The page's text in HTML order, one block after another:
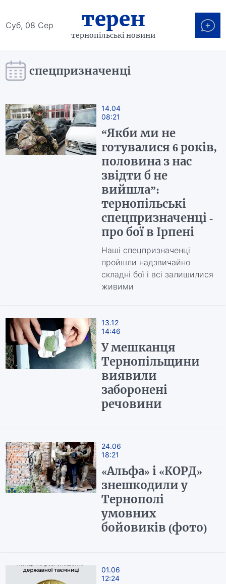
Суб, 08 Сер терен
тернопільські новини
спецпризначенці
14.04
08:21
“Якби ми не
готувалися 6 років,
половина з нас
звідти б не
вийшла”:
тернопільські
спецпризначенці -
про бої в Ірпені
Наші спецпризначенці
пройшли надзвичайно
складні бої і всі залишилися
живими
13.12
14:46
У мешканця
Тернопільщини
виявили
заборонені
речовини
24.06
18:21
«Альфа» і «КОРД»
знешкодили у
Тернополі
умовних
бойовиків (фото)
01.06
12:24